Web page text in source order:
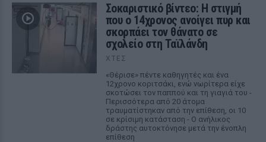
Σοκαριστικό βίντεο: Η στιγμή
που ο 14χρονος ανοίγει πυρ και
σκορπάει τον θάνατο σε
σχολείο στη Ταϊλάνδη
ΧΤΕΣ
«Θέρισε» πέντε καθηγητές και ένα
12χρονο κοριτσάκι, ενώ νωρίτερα είχε
σκοτώσει τον παππού και τη γιαγιά του -
Περισσότερα από 20 άτομα
τραυματίστηκαν από την επίθεση, οι 10
σε κρίσιμη κατάσταση - Ο ανήλικος
δράστης αυτοκτόνησε μετά την ένοπλη
επίθεση